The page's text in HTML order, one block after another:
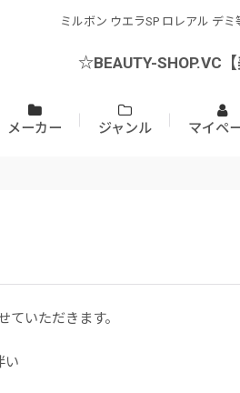
ミルボン ウエラSP ロレアル デ
☆BEAUTY-SHOP.VC【
メーカー ジャンル マイペ
いただきます。
い